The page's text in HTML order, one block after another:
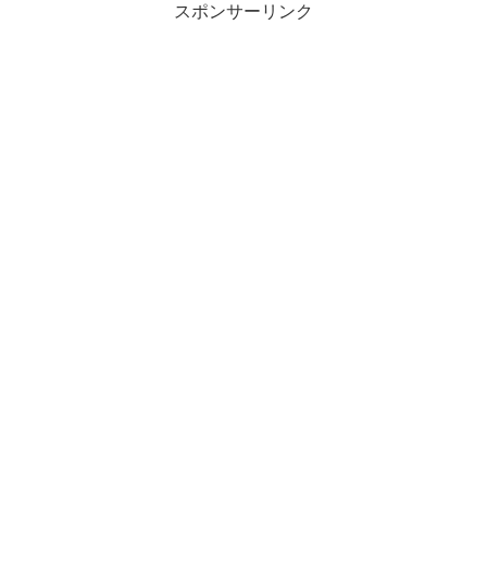
レあり）をまとめました。
スポンサーリンク